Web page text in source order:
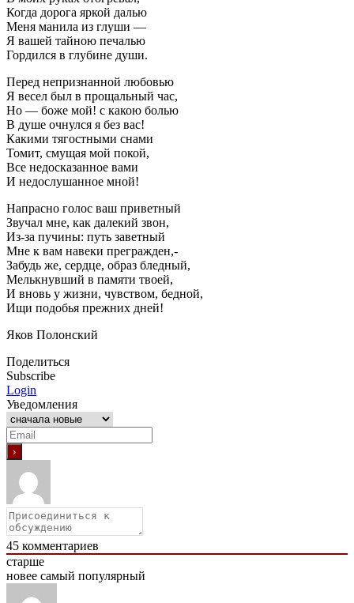
Когда дорога яркой далью
Меня манила из глуши —
Я вашей тайною печалью
Гордился в глубине души.
Перед непризнанной любовью
Я весел был в прощальный час,
Но — боже мой! с какою болью
В душе очнулся я без вас!
Какими тягостными снами
Томит, смущая мой покой,
Все недосказанное вами
И недослушанное мной!
Напрасно голос ваш приветный
Звучал мне, как далекий звон,
Из-за пучины: путь заветный
Мне к вам навеки прегражден,-
Забудь же, сердце, образ бледный,
Мелькнувший в памяти твоей,
И вновь у жизни, чувством, бедной,
Ищи подобья прежних дней!
Яков Полонский
Поделиться
Subscribe
Login
Уведомления
45 комментариев
старше
новее самый популярный